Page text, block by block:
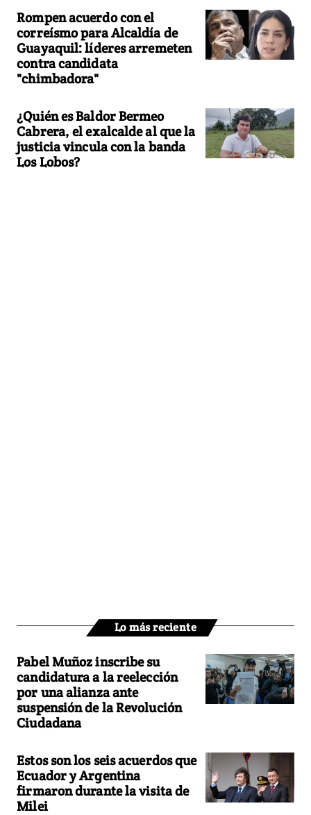
Rompen acuerdo con el
correísmo para Alcaldía de
Guayaquil: líderes arremeten
contra candidata
"chimbadora"
¿Quién es Baldor Bermeo
Cabrera, el exalcalde al que la
justicia vincula con la banda
Los Lobos?
Lo más reciente
Pabel Muñoz inscribe su
candidatura a la reelección
por una alianza ante
suspensión de la Revolución
Ciudadana
Estos son los seis acuerdos que
Ecuador y Argentina
firmaron durante la visita de
Milei